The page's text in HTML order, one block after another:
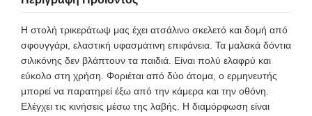
Η στολή τρικεράτωψ μας έχει ατσάλινο σκελετό και δομή από
σφουγγάρι, ελαστική υφασμάτινη επιφάνεια. Τα μαλακά δόντια
σιλικόνης δεν βλάπτουν τα παιδιά. Είναι πολύ ελαφρύ και
εύκολο στη χρήση. Φοριέται από δύο άτομα, ο ερμηνευτής
μπορεί να παρατηρεί έξω από την κάμερα και την οθόνη.
Ελέγχει τις κινήσεις μέσω της λαβής. Η διαμόρφωση είναι